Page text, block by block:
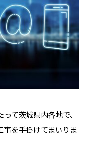
て茨城県内各地で、
を手掛けてまいりま